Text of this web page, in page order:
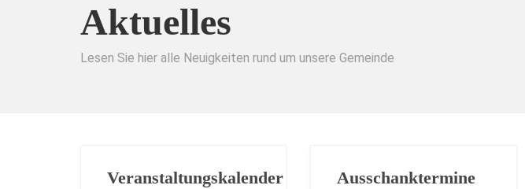
Aktuelles
Lesen Sie hier alle Neuigkeiten rund um unsere Gemeinde
Veranstaltungskalender
Ausschanktermine